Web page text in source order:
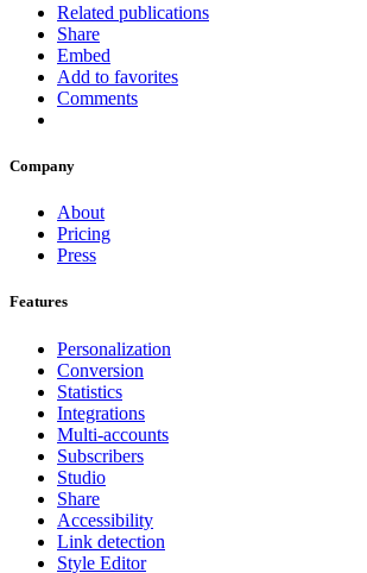
Related publications
Share
Embed
Add to favorites
Comments
Company
About
Pricing
Press
Features
Personalization
Conversion
Statistics
Integrations
Multi-accounts
Subscribers
Studio
Share
Accessibility
Link detection
Style Editor